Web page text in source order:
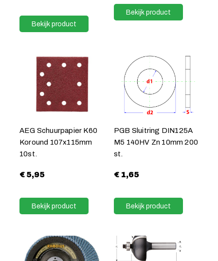
Bekijk product
Bekijk product
AEG Schuurpapier K60
Koround 107x115mm
10st.
€5,95
Bekijk product
PGB Sluitring DIN125A
M5 140HV Zn 10mm 200
st.
€ 1,65
Bekijk product